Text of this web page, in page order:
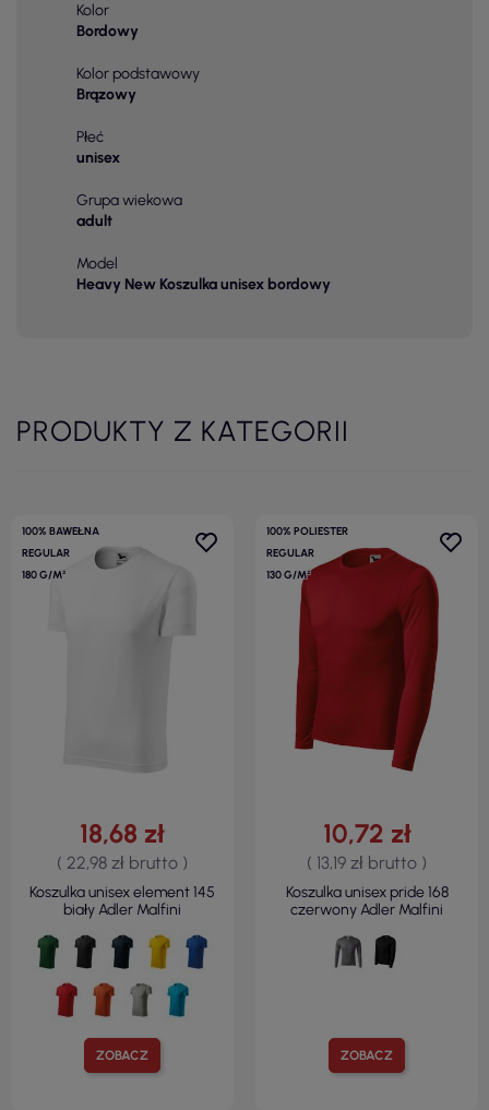
Kolor
Bordowy
Kolor podstawowy
Brązowy
Płeć
unisex
Grupa wiekowa
adult
Model
Heavy New Koszulka unisex bordowy
PRODUKTY Z KATEGORII
100% BAWEŁNA
REGULAR
180 G/M²
ZOBACZ
18,68 zł
( 22,98 zł brutto )
Koszulka unisex element 145
biały Adler Malfini
100% POLIESTER
REGULAR
130 G/M²
ZOBACZ
10,72 zł
( 13,19 zł brutto )
Koszulka unisex pride 168
czerwony Adler Malfini